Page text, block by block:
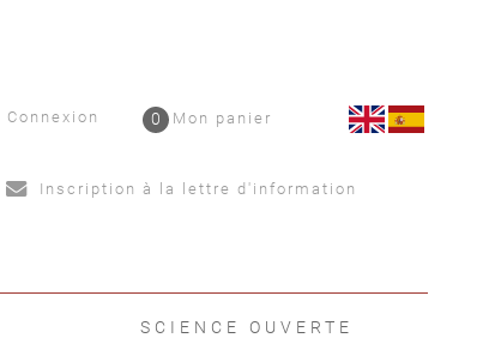
Connexion Mon panier
0
Inscription à la lettre d'information
SCIENCE OUVERTE